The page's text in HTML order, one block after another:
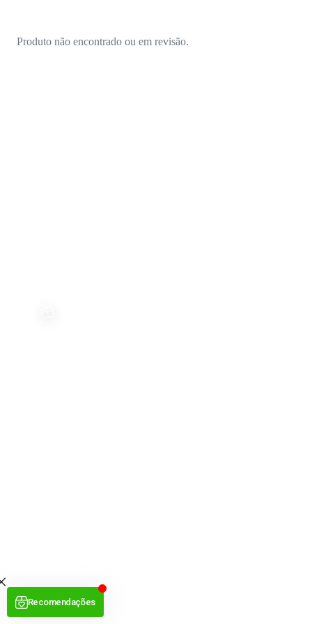
Produto não encontrado ou em revisão.